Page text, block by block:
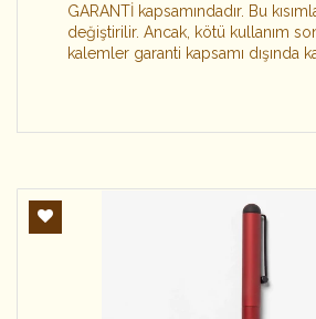
GARANTİ kapsamındadır. Bu
değiştirilir. Ancak, kötü kullanım
kalemler garanti kapsamı dışında